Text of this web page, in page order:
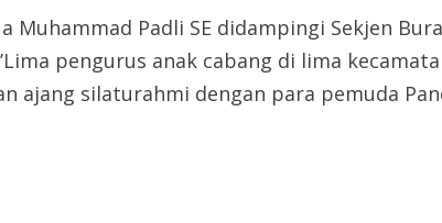
Muhammad Padli SE didampingi Sekjen
pengurus anak cabang di lima
silaturahmi dengan para pemuda